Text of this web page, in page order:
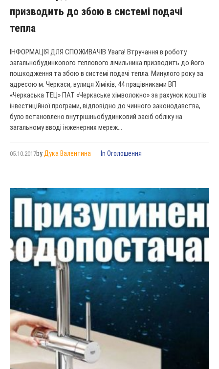
призводить до збою в системі подачі
тепла
ІНФОРМАЦІЯ ДЛЯ СПОЖИВАЧІВ Увага! Втручання в роботу
загальнобудинкового теплового лічильника призводить до його
пошкодження та збою в системі подачі тепла. Минулого року за
адресою м. Черкаси, вулиця Хіміків, 44 працівниками ВП
«Черкаська ТЕЦ» ПАТ «Черкаське хімволокно» за рахунок коштів
інвестиційної програми, відповідно до чинного законодавства,
було встановлено внутрішньобудинковий засіб обліку на
загальному вводі інженерних мереж...
05.10.2017by Дука Валентина In Оголошення